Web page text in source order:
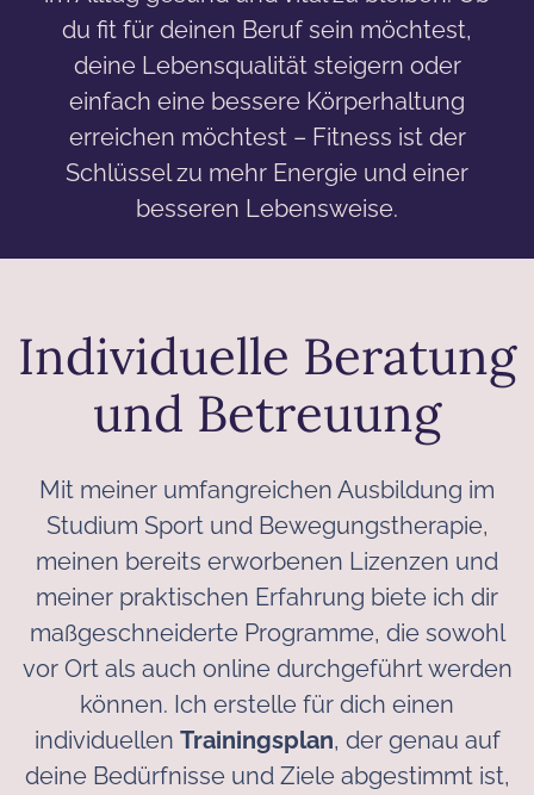
du fit für deinen Beruf sein möchtest,
deine Lebensqualität steigern oder
einfach eine bessere Körperhaltung
erreichen möchtest – Fitness ist der
Schlüssel zu mehr Energie und einer
besseren Lebensweise.
Individuelle Beratung
und Betreuung
Mit meiner umfangreichen Ausbildung im
Studium Sport und Bewegungstherapie,
meinen bereits erworbenen Lizenzen und
meiner praktischen Erfahrung biete ich dir
maßgeschneiderte Programme, die sowohl
vor Ort als auch online durchgeführt werden
können. Ich erstelle für dich einen
individuellen Trainingsplan, der genau auf
deine Bedürfnisse und Ziele abgestimmt ist,